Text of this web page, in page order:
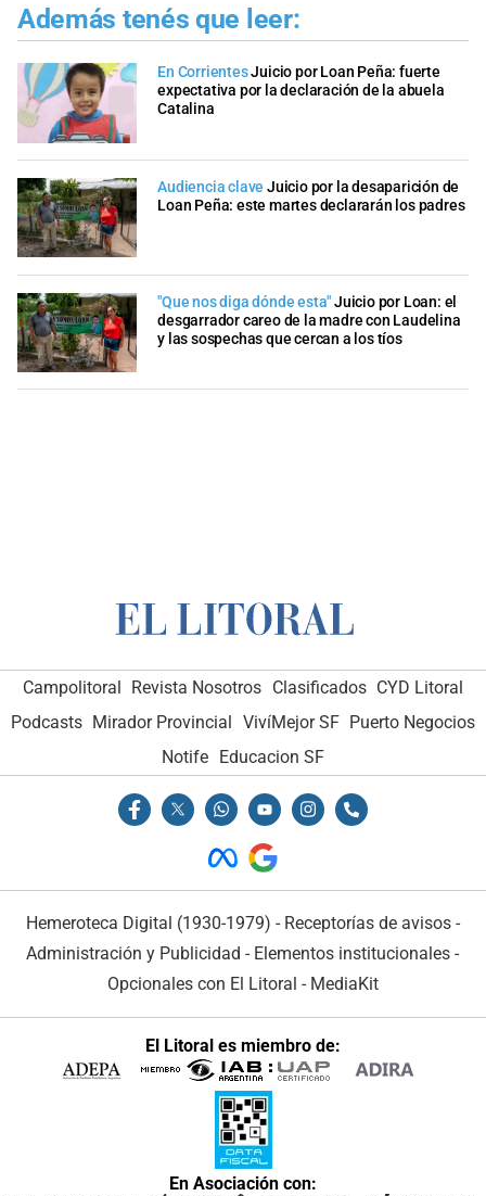
Además tenés que leer:
En CorrientesJuicio por Loan Peña: fuerte
expectativa por la declaración de la abuela
Catalina
Audiencia clave Juicio por la desaparición de
Loan Peña: este martes declararán los padres
"Que nos diga dónde esta"Juicio por Loan: el
desgarrador careo de la madre con Laudelina
y las sospechas que cercan a los tíos
Campolitoral Revista Nosotros Clasificados CYD Litoral
Podcasts Mirador Provincial VivíMejor SF Puerto Negocios
Notife Educacion SF
Hemeroteca Digital (1930-1979) - Receptorías de avisos -
Administración y Publicidad - Elementos institucionales -
Opcionales con El Litoral - MediaKit
El Litoral es miembro de:
En Asociación con: